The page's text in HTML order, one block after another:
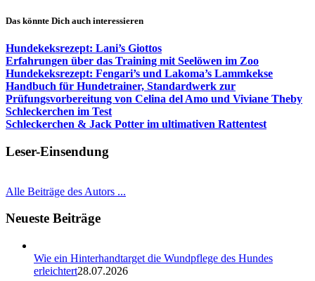
Das könnte Dich auch interessieren
Hundekeksrezept: Lani’s Giottos
Erfahrungen über das Training mit Seelöwen im Zoo
Hundekeksrezept: Fengari’s und Lakoma’s Lammkekse
Handbuch für Hundetrainer, Standardwerk zur
Prüfungsvorbereitung von Celina del Amo und Viviane Theby
Schleckerchen im Test
Schleckerchen & Jack Potter im ultimativen Rattentest
Leser-Einsendung
Alle Beiträge des Autors ...
Neueste Beiträge
Wie ein Hinterhandtarget die Wundpflege des Hundes
erleichtert28.07.2026